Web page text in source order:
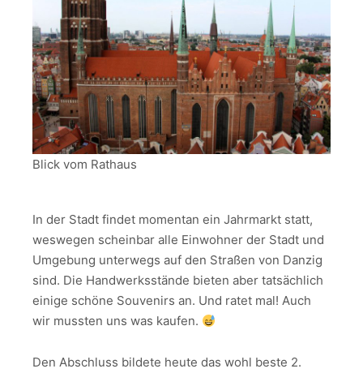
Blick vom Rathaus
In der Stadt findet momentan ein Jahrmarkt statt,
weswegen scheinbar alle Einwohner der Stadt und
Umgebung unterwegs auf den Straßen von Danzig
sind. Die Handwerksstände bieten aber tatsächlich
einige schöne Souvenirs an. Und ratet mal! Auch
wir mussten uns was kaufen.
Den Abschluss bildete heute das wohl beste 2.